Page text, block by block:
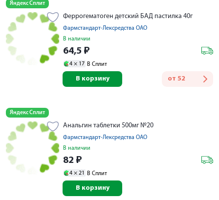
Яндекс Сплит
Феррогематоген детский БАД пастилка 40г
Фармстандарт-Лексредства ОАО
В наличии
64,5 ₽
4 × 17 В Сплит
от 52
В корзину
Яндекс Сплит
Анальгин таблетки 500мг №20
Фармстандарт-Лексредства ОАО
В наличии
82 ₽
4 × 21 В Сплит
В корзину